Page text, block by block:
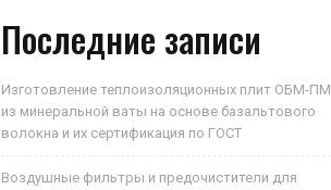
Последние записи
Изготовление теплоизоляционных плит ОБМ-ПМ
из минеральной ваты на основе базальтового
волокна и их сертификация по ГОСТ
Воздушные фильтры и предочистители для